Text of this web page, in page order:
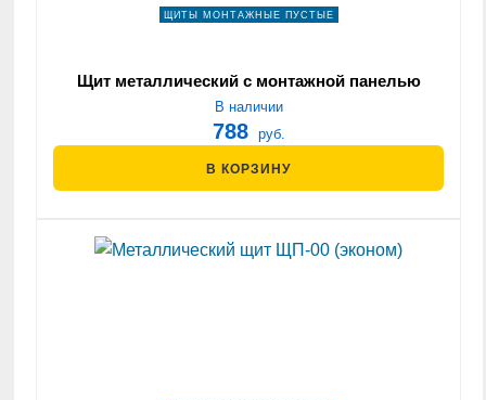
ЩИТЫ МОНТАЖНЫЕ ПУСТЫЕ
Щит металлический с монтажной панелью
ЩМП-00 IP31 200х155х130
В наличии
788 руб.
В КОРЗИНУ